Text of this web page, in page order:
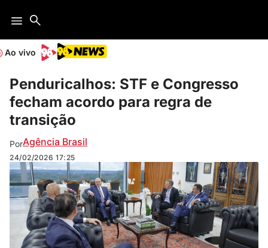
Ao vivo
Penduricalhos: STF e Congresso
fecham acordo para regra de
transição
PorAgência Brasil
24/02/2026 17:25